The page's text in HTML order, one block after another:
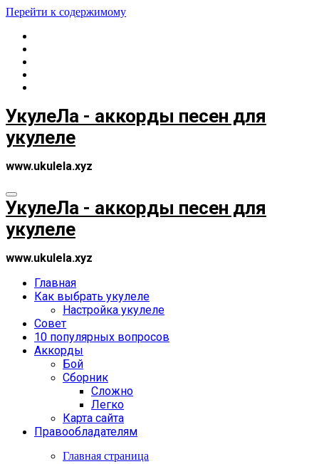
Перейти к содержимому
УкулеЛа - аккорды песен для
укулеле
www.ukulela.xyz
УкулеЛа - аккорды песен для
укулеле
www.ukulela.xyz
Главная
Как выбрать укулеле
Настройка укулеле
Совет
10 популярных вопросов
Аккорды
Бой
Сборник
Сложно
Легко
Карта сайта
Правообладателям
Главная страница